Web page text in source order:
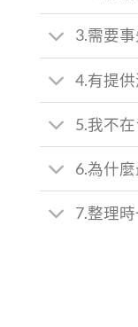
3.需要
4.有提
5.我不
6.為什
7.整理